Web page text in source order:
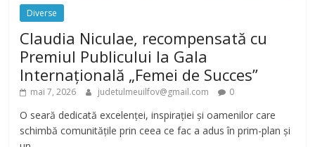
Diverse
Claudia Niculae, recompensată cu
Premiul Publicului la Gala
Internațională „Femei de Succes”
mai 7, 2026 judetulmeuilfov@gmail.com 0
O seară dedicată excelenței, inspirației și oamenilor care
schimbă comunitățile prin ceea ce fac a adus în prim-plan și